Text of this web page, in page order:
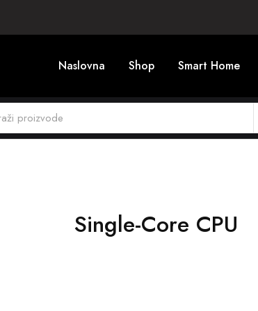
Naslovna Shop Smart Home
Single-Core CPU